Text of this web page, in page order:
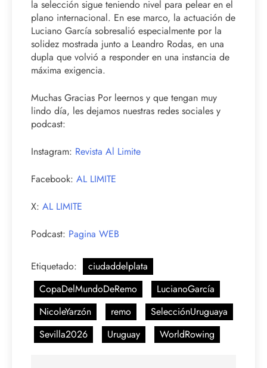
la selección sigue teniendo nivel para pelear en el
plano internacional. En ese marco, la actuación de
Luciano García sobresalió especialmente por la
solidez mostrada junto a Leandro Rodas, en una
dupla que volvió a responder en una instancia de
máxima exigencia.
Muchas Gracias Por leernos y que tengan muy
lindo día, les dejamos nuestras redes sociales y
podcast:
Instagram: Revista Al Limite
Facebook: AL LIMITE
X: AL LIMITE
Podcast: Pagina WEB
Etiquetado:
ciudaddelplata
CopaDelMundoDeRemo
LucianoGarcía
NicoleYarzón
remo
SelecciónUruguaya
Sevilla2026
Uruguay WorldRowing